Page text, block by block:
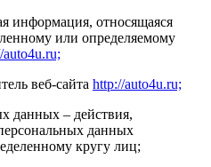
информация, относящаяся
или определяемому
auto4u.ru;
веб-сайта http://auto4u.ru;
данных – действия,
данных
кругу лиц;